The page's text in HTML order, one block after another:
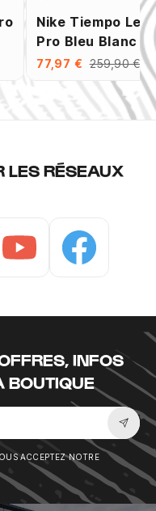
Nike Tiempo
Pro Bleu Blanc
77,97 € 259,90 €
LES RÉSEAUX
INFOS
BOUTIQUE
ACCEPTEZ NOTRE